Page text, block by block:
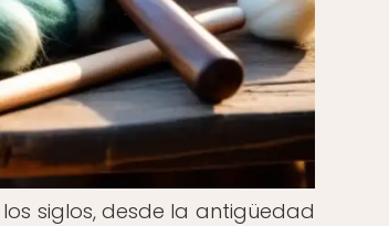
siglos, desde la antigüedad